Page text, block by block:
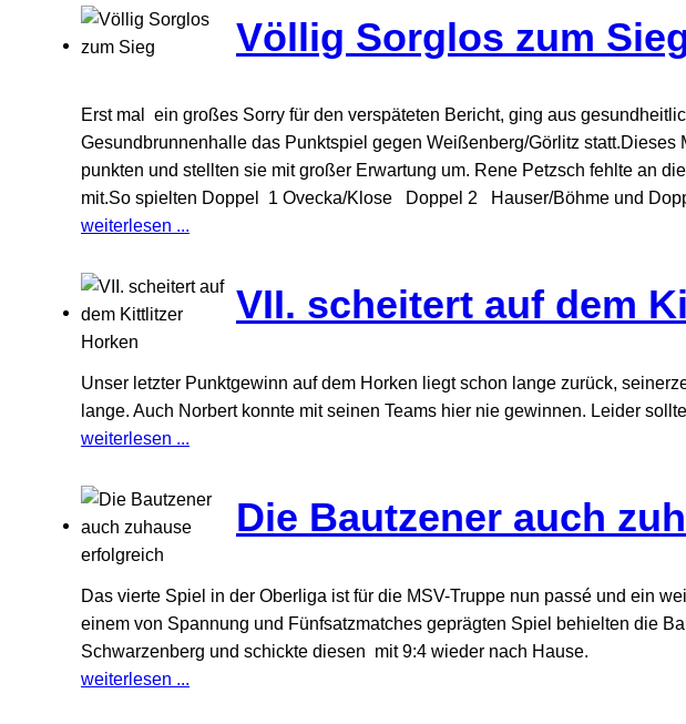
Völlig Sorglos zum
Erst mal ein großes Sorry für den verspäteten Bericht, ging aus
Gesundbrunnenhalle das Punktspiel gegen Weißenberg/Görlitz
punkten und stellten sie mit großer Erwartung um. Rene Petzsch fehlte an
mit.So spielten Doppel 1 Ovecka/Klose Doppel 2 Hauser/Böhme und
weiterlesen ...
VII. scheitert auf dem
Unser letzter Punktgewinn auf dem Horken liegt schon lange zurück,
lange. Auch Norbert konnte mit seinen Teams hier nie gewinnen. Leider
weiterlesen ...
Die Bautzener auch
Das vierte Spiel in der Oberliga ist für die MSV-Truppe nun passé und ein
einem von Spannung und Fünfsatzmatches geprägten Spiel behielten die
Schwarzenberg und schickte diesen mit 9:4 wieder nach Hause.
weiterlesen ...